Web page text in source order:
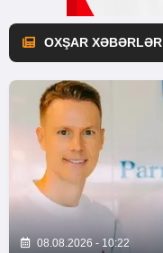
OXŞAR XƏBƏRLƏR
08.08.2026 - 10:22